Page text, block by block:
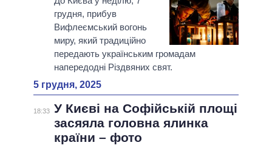
грудня, прибув
Вифлеємський вогонь
миру, який традиційно
передають українським громадам
напередодні Різдвяних свят.
5 грудня, 2025
18:33 У Києві на Софійській площі
засяяла головна ялинка
країни – фото